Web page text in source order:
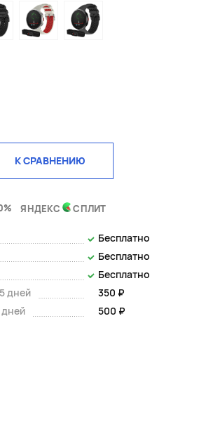
К СРАВНЕНИЮ
ЯНДЕКС СПЛИТ
Бесплатно
Бесплатно
Бесплатно
дней
350 ₽
дней 500 ₽